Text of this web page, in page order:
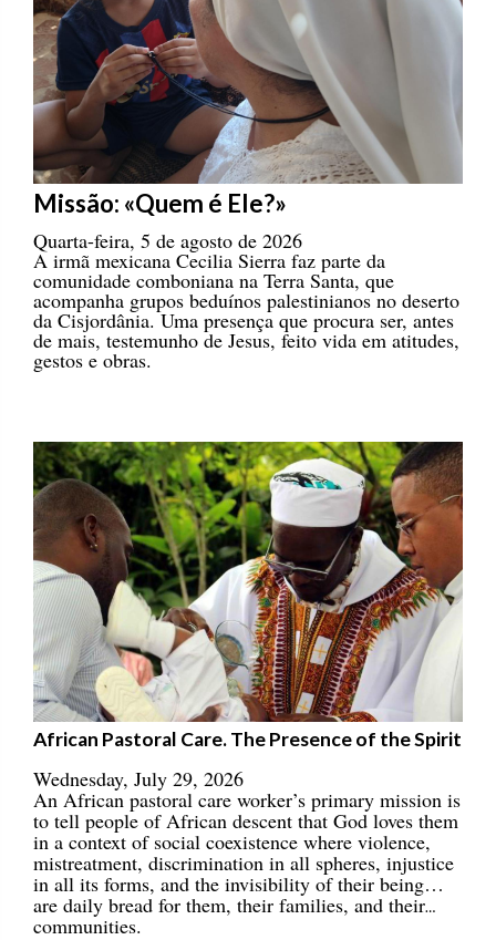
Missão: «Quem é Ele?»
Quarta-feira, 5 de agosto de 2026
A irmã mexicana Cecilia Sierra faz parte da
comunidade comboniana na Terra Santa, que
acompanha grupos beduínos palestinianos no deserto
da Cisjordânia. Uma presença que procura ser, antes
de mais, testemunho de Jesus, feito vida em atitudes,
gestos e obras.
African Pastoral Care. The Presence of the Spirit
Wednesday, July 29, 2026
An African pastoral care worker’s primary mission is
to tell people of African descent that God loves them
in a context of social coexistence where violence,
mistreatment, discrimination in all spheres, injustice
in all its forms, and the invisibility of their being…
are daily bread for them, their families, and their
communities.